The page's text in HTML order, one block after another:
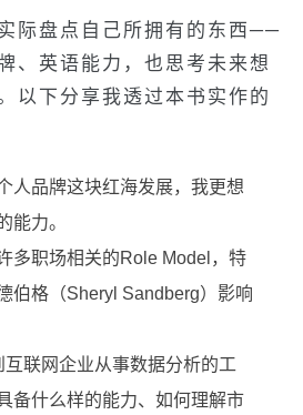
际盘点自己所拥有的东西──
、英语能力，也思考未来想
以下分享我透过本书实作的
人品牌这块红海发展，我更想
能力。
多职场相关的Role Model，特
伯格（Sheryl Sandberg）影响
联网企业从事数据分析的工
备什么样的能力、如何理解市